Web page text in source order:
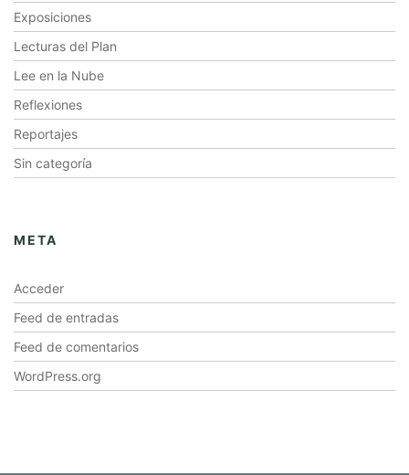
Exposiciones
Lecturas del Plan
Lee en la Nube
Reflexiones
Reportajes
Sin categoría
META
Acceder
Feed de entradas
Feed de comentarios
WordPress.org